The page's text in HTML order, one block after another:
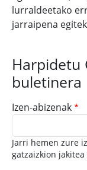
lurraldeetako
jarraipena
Harpidetu
buletinera
Izen-abizenak
Jarri hemen zure
gatzaizkion